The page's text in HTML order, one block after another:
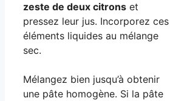
zeste de deux citrons et
pressez leur jus. Incorporez ces
éléments liquides au mélange
sec.
Mélangez bien jusqu’à obtenir
une pâte homogène. Si la pâte